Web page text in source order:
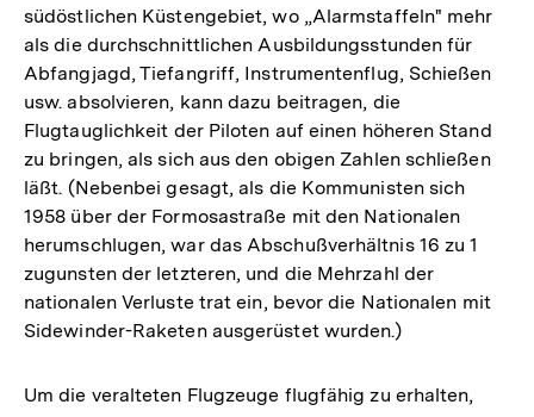
südöstlichen Küstengebiet, wo „Alarmstaffeln" mehr
als die durchschnittlichen Ausbildungsstunden für
Abfangjagd, Tiefangriff, Instrumentenflug, Schießen
usw. absolvieren, kann dazu beitragen, die
Flugtauglichkeit der Piloten auf einen höheren Stand
zu bringen, als sich aus den obigen Zahlen schließen
läßt. (Nebenbei gesagt, als die Kommunisten sich
1958 über der Formosastraße mit den Nationalen
herumschlugen, war das Abschußverhältnis 16 zu 1
zugunsten der letzteren, und die Mehrzahl der
nationalen Verluste trat ein, bevor die Nationalen mit
Sidewinder-Raketen ausgerüstet wurden.)
Um die veralteten Flugzeuge flugfähig zu erhalten,